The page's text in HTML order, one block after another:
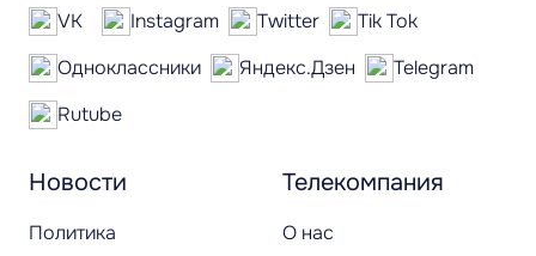
Новости
Политика
Телекомпания
О нас
VK Instagram Twitter
Tik Tok
Одноклассники
Яндекс.Дзен
Telegram
Rutube